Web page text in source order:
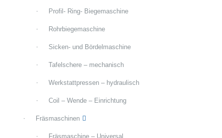
Profil- Ring- Biegemaschine
Rohrbiegemaschine
Sicken- und Bördelmaschine
Tafelschere – mechanisch
Werkstattpressen – hydraulisch
Coil – Wende – Einrichtung
Fräsmaschinen
Fräsmaschine – Universal